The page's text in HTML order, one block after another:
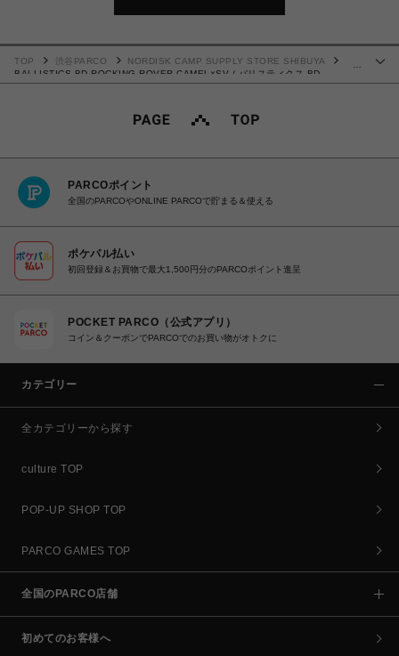
TOP 渋谷PARCO
NORDISK CAMP SUPPLY STORE SHIBUYA
BALLISTICS BD ROCKING ROVER CAMEL×SV / バリスティクス BD
ROCKING ローバー キャメル×SV
PARCOポイント
全国のPARCOやONLINE PARCOで貯まる＆使える
ポケパル払い
初回登録＆お買物で最大1,500円分のPARCOポイント進呈
POCKET PARCO（公式アプリ）
コイン＆クーポンでPARCOでのお買い物がオトクに
カテゴリー
全カテゴリーから探す
culture TOP
POP-UP SHOP TOP
PARCO GAMES TOP
全国のPARCO店舗
初めてのお客様へ